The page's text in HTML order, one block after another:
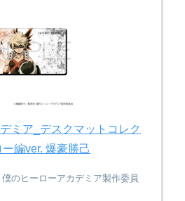
ミア_デスクマットコレク
編ver. 爆豪勝己
のヒーローアカデミア製作委員